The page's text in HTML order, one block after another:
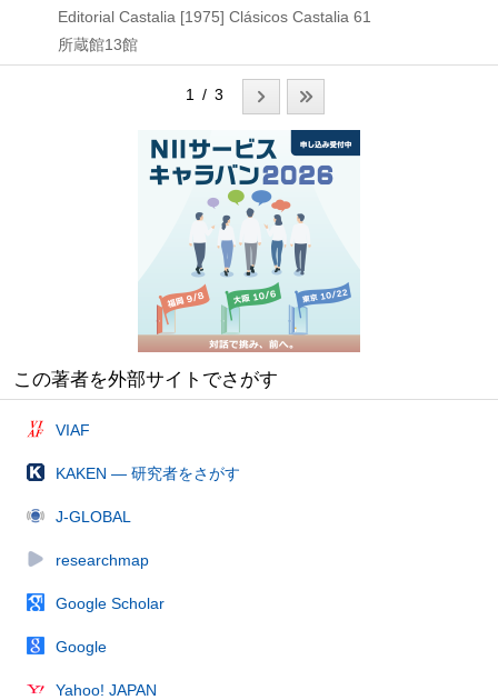
Editorial Castalia [1975] Clásicos Castalia 61
所蔵館13館
1 / 3
この著者を外部サイトでさがす
VIAF
KAKEN — 研究者をさがす
J-GLOBAL
researchmap
Google Scholar
Google
Yahoo! JAPAN